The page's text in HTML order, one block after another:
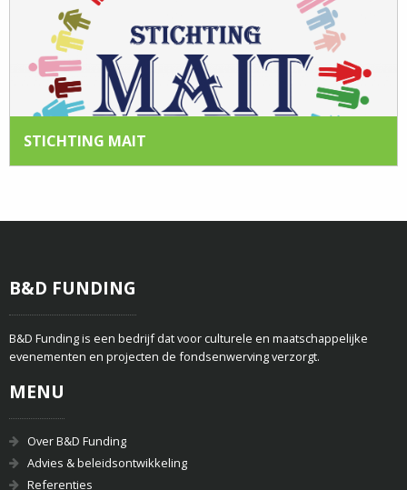
STICHTING MAIT
B&D FUNDING
B&D Funding is een bedrijf dat voor culturele en maatschappelijke
evenementen en projecten de fondsenwerving verzorgt.
MENU
Over B&D Funding
Advies & beleidsontwikkeling
Referenties